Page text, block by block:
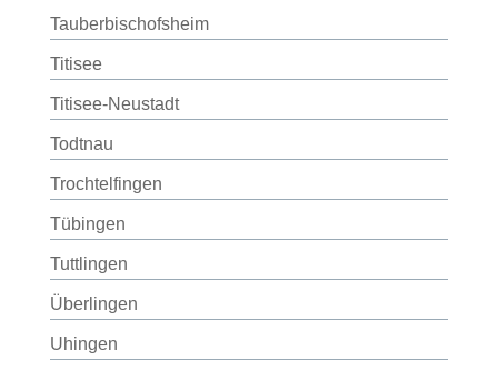
Tauberbischofsheim
Titisee
Titisee-Neustadt
Todtnau
Trochtelfingen
Tübingen
Tuttlingen
Überlingen
Uhingen